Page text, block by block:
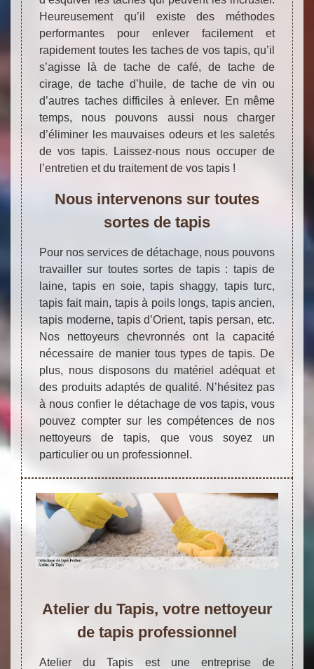
Heureusement qu’il existe des méthodes
performantes pour enlever facilement et
rapidement toutes les taches de vos tapis, qu’il
s’agisse là de tache de café, de tache de
cirage, de tache d’huile, de tache de vin ou
d’autres taches difficiles à enlever. En même
temps, nous pouvons aussi nous charger
d’éliminer les mauvaises odeurs et les saletés
de vos tapis. Laissez-nous nous occuper de
l’entretien et du traitement de vos tapis !
Nous intervenons sur toutes
sortes de tapis
Pour nos services de détachage, nous pouvons
travailler sur toutes sortes de tapis : tapis de
laine, tapis en soie, tapis shaggy, tapis turc,
tapis fait main, tapis à poils longs, tapis ancien,
tapis moderne, tapis d’Orient, tapis persan, etc.
Nos nettoyeurs chevronnés ont la capacité
nécessaire de manier tous types de tapis. De
plus, nous disposons du matériel adéquat et
des produits adaptés de qualité. N’hésitez pas
à nous confier le détachage de vos tapis, vous
pouvez compter sur les compétences de nos
nettoyeurs de tapis, que vous soyez un
particulier ou un professionnel.
Atelier du Tapis, votre nettoyeur
de tapis professionnel
Atelier du Tapis est une entreprise de